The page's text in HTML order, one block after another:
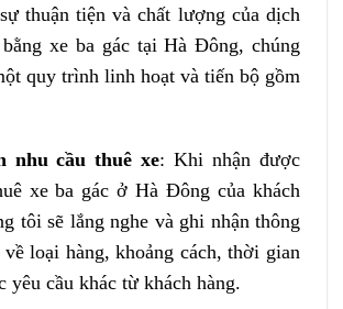
thuận tiện và chất lượng của dịch
xe ba gác tại Hà Đông, chúng
quy trình linh hoạt và tiến bộ gồm
nhu cầu thuê xe: Khi nhận được
xe ba gác ở Hà Đông của khách
tôi sẽ lắng nghe và ghi nhận thông
loại hàng, khoảng cách, thời gian
yêu cầu khác từ khách hàng.